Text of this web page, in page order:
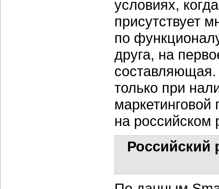
условиях,
присутствует
по
друга, на
составляющая.
только при
маркетинговой
на российском